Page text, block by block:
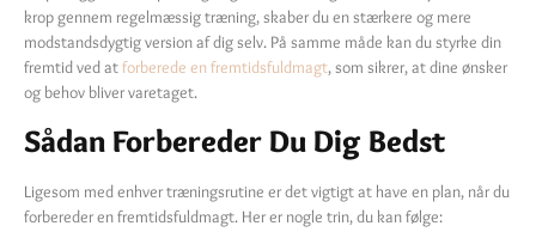
krop gennem regelmæssig træning, skaber du en stærkere og mere
modstandsdygtig version af dig selv. På samme måde kan du styrke din
fremtid ved atforberede en fremtidsfuldmagt, som sikrer, at dine ønsker
og behov bliver varetaget.
Sådan Forbereder Du Dig Bedst
Ligesom med enhver træningsrutine er det vigtigt at have en plan, når du
forbereder en fremtidsfuldmagt. Her er nogle trin, du kan følge: